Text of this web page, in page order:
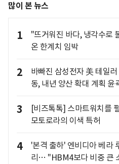
많이 본 뉴스
1
"뜨거워진 바다, 냉각수로
온 한계치 임박
2
바빠진 삼성전자 美 테일
동, 내년 양산 확대 계획 윤
3
[비즈톡톡] 스마트워치를
모토로라의 이색 특허
4
'본격 출하' 엔비디아 베라
리… "HBM4보다 비중 큰